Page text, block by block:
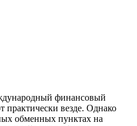
финансовый
практически везде. Однако
обменных пунктах на